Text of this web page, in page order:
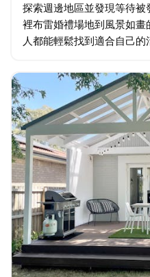
探索週邊地區並發現等待
裡布雷婚禮場地到風景如
人都能輕鬆找到適合自己